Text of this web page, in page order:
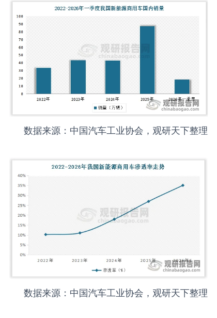
数据来源：中国汽车工业协会，观研天下整理
数据来源：中国汽车工业协会，观研天下整理